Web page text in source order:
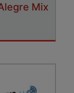
Mix